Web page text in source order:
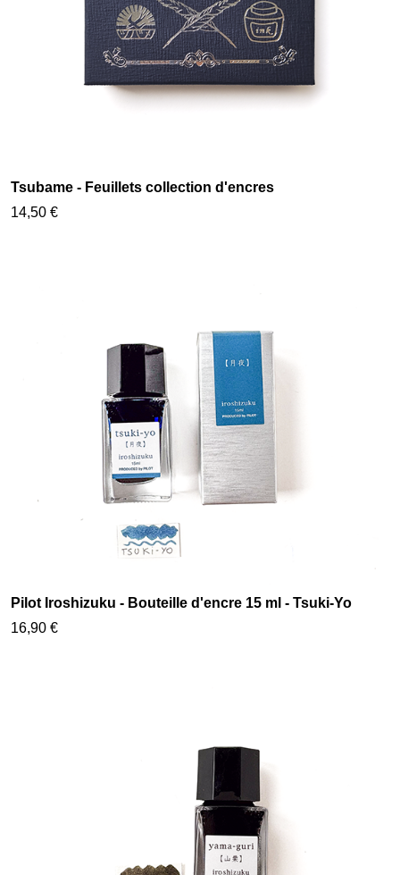
Tsubame - Feuillets collection d'encres
14,50 €
Pilot Iroshizuku - Bouteille d'encre 15 ml - Tsuki-Yo
16,90 €